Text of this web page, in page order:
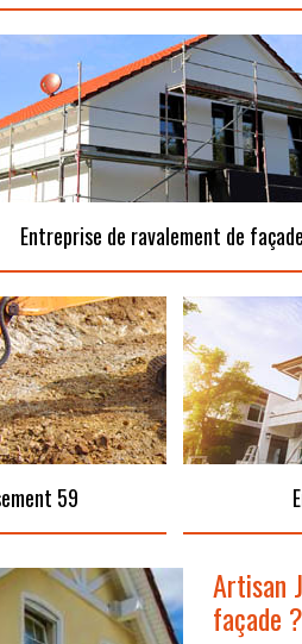
Entreprise de ravalement de
59
Artisan
façade ?